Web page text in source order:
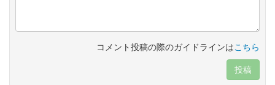
コメント投稿の際のガイドラインはこちら
投稿